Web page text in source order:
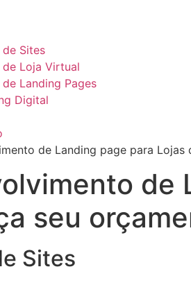
Sites
de Loja Virtual
Landing Pages
Digital
de Landing page para
de
seu
Sites